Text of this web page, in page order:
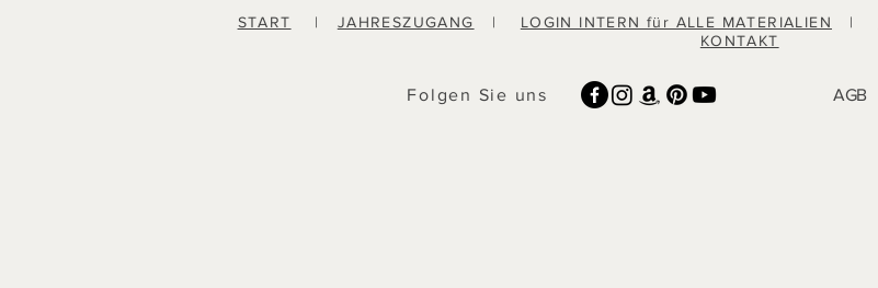
START | JAHRESZUGANG | LOGIN INTERN für ALLE MATERIALIEN |
KONTAKT
Folgen Sie uns AGB